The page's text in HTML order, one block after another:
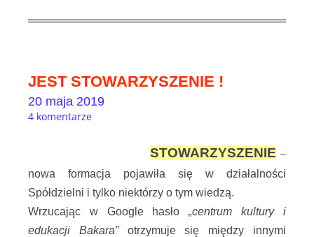
JEST STOWARZYSZENIE !
4 komentarze
STOWARZYSZENIE –
nowa formacja pojawiła się w działalności
Spółdzielni i tylko niektórzy o tym wiedzą.
Wrzucając w Google hasło„centrum kultury i
edukacji Bakara”otrzymuje się między innymi
20 maja 2019